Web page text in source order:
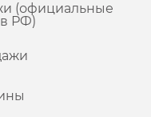
(официальные
РФ)